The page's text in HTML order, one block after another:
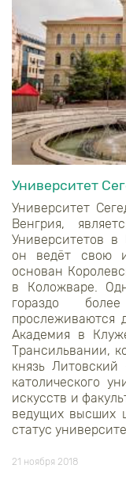
Университет
Университет
Венгрия,
Университетов
он ведёт свою
основан
в Коложваре.
гораздо
прослеживаются
Академия в
Трансильвании,
князь
католического
искусств и
ведущих высших
статус
21 ноября 2018